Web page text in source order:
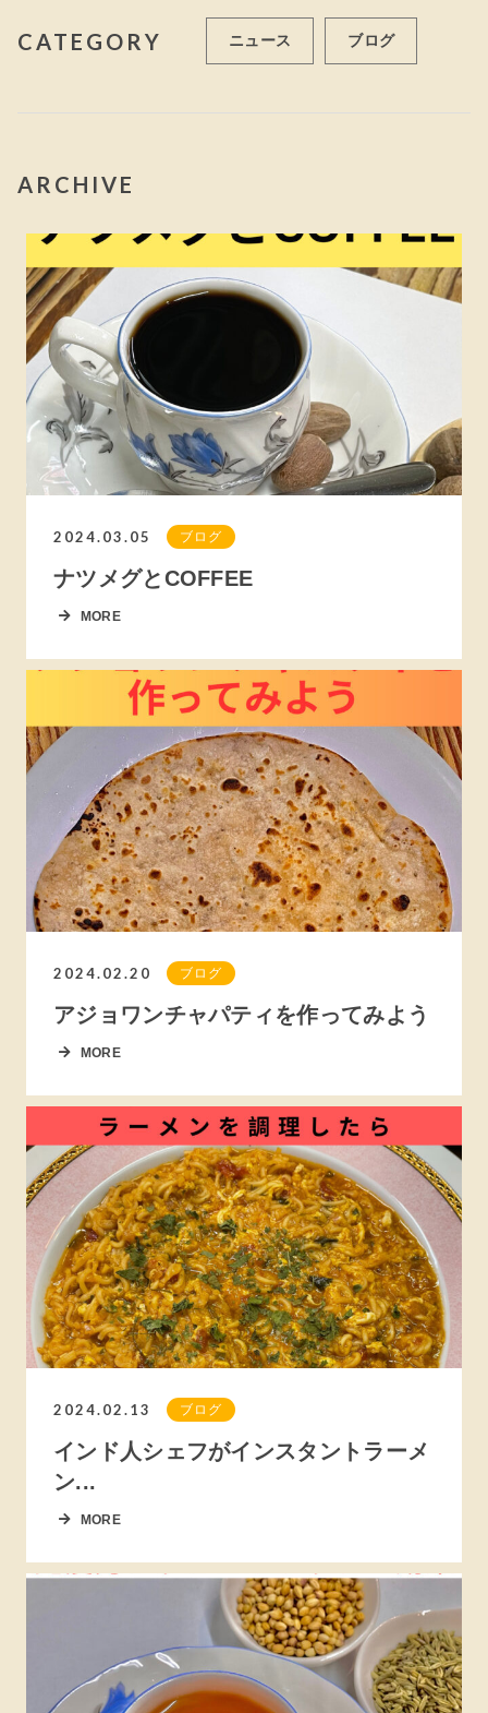
CATEGORY ニュース ブログ
ARCHIVE
2024.03.05 ブログ
ナツメグとCOFFEE
MORE
2024.02.20 ブログ
アジョワンチャパティを作ってみよう
MORE
2024.02.13 ブログ
インド人シェフがインスタントラーメ
ン...
MORE